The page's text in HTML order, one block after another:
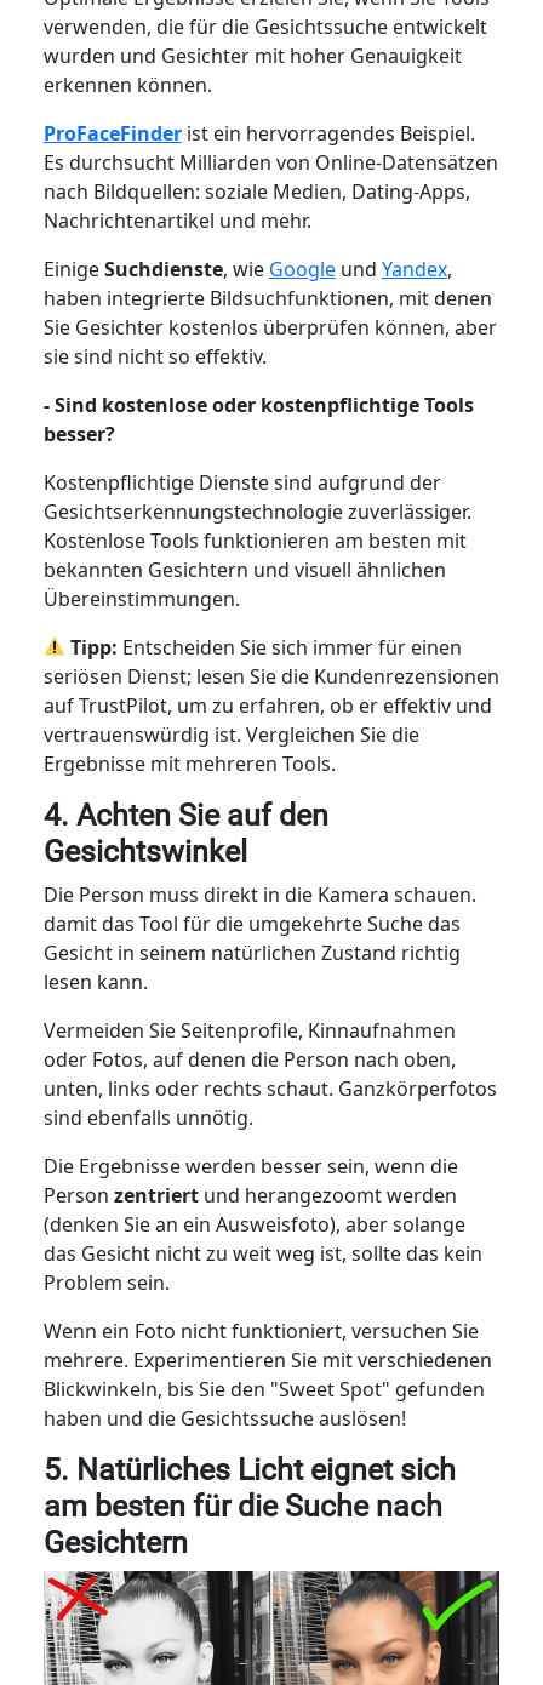
verwenden, die für die Gesichtssuche entwickelt
wurden und Gesichter mit hoher Genauigkeit
erkennen können.
ProFaceFinderist ein hervorragendes Beispiel.
Es durchsucht Milliarden von Online-Datensätzen
nach Bildquellen: soziale Medien, Dating-Apps,
Nachrichtenartikel und mehr.
EinigeSuchdienste, wie Googleund Yandex,
haben integrierte Bildsuchfunktionen, mit denen
Sie Gesichter kostenlos überprüfen können, aber
sie sind nicht so effektiv.
- Sind kostenlose oder kostenpflichtige Tools
besser?
Kostenpflichtige Dienste sind aufgrund der
Gesichtserkennungstechnologie zuverlässiger.
Kostenlose Tools funktionieren am besten mit
bekannten Gesichtern und visuell ähnlichen
Übereinstimmungen.
Tipp: Entscheiden Sie sich immer für einen
seriösen Dienst; lesen Sie die Kundenrezensionen
auf TrustPilot, um zu erfahren, ob er effektiv und
vertrauenswürdig ist. Vergleichen Sie die
Ergebnisse mit mehreren Tools.
4. Achten Sie auf den
Gesichtswinkel
Die Person muss direkt in die Kamera schauen.
damit das Tool für die umgekehrte Suche das
Gesicht in seinem natürlichen Zustand richtig
lesen kann.
Vermeiden Sie Seitenprofile, Kinnaufnahmen
oder Fotos, auf denen die Person nach oben,
unten, links oder rechts schaut. Ganzkörperfotos
sind ebenfalls unnötig.
Die Ergebnisse werden besser sein, wenn die
Person zentriertund herangezoomt werden
(denken Sie an ein Ausweisfoto), aber solange
das Gesicht nicht zu weit weg ist, sollte das kein
Problem sein.
Wenn ein Foto nicht funktioniert, versuchen Sie
mehrere. Experimentieren Sie mit verschiedenen
Blickwinkeln, bis Sie den "Sweet Spot" gefunden
haben und die Gesichtssuche auslösen!
5. Natürliches Licht eignet sich
am besten für die Suche nach
Gesichtern